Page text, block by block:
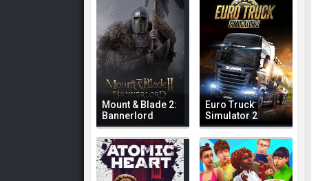
Mount & Blade 2:
Bannerlord
Euro Truck
Simulator 2